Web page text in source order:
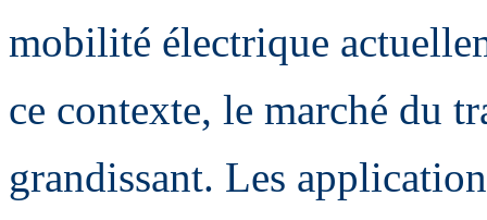
mobilité électrique
ce contexte, le marché du
grandissant. Les